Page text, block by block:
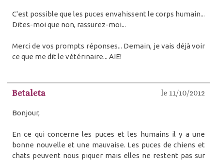
C'est possible que les puces envahissent le corps humain...
Dites-moi que non, rassurez-moi...
Merci de vos prompts réponses... Demain, je vais déjà voir
ce que me dit le vétérinaire... AIE!
Betaleta le 11/10/2012
Bonjour,
En ce qui concerne les puces et les humains il y a une
bonne nouvelle et une mauvaise. Les puces de chiens et
chats peuvent nous piquer mais elles ne restent pas sur